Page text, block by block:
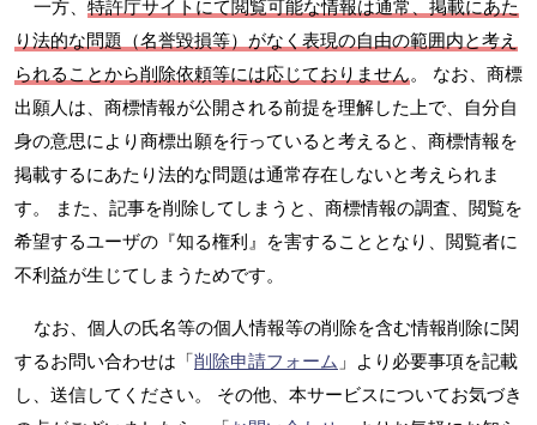
一方、 特許庁サイトにて閲覧可能な情報は通常、掲載にあた
り法的な問題（名誉毀損等）がなく表現の自由の範囲内と考え
られることから削除依頼等には応じておりません。 なお、商標
出願人は、商標情報が公開される前提を理解した上で、自分自
身の意思により商標出願を行っていると考えると、商標情報を
掲載するにあたり法的な問題は通常存在しないと考えられま
す。 また、記事を削除してしまうと、商標情報の調査、閲覧を
希望するユーザの『知る権利』を害することとなり、閲覧者に
不利益が生じてしまうためです。
なお、個人の氏名等の個人情報等の削除を含む情報削除に関
するお問い合わせは「削除申請フォーム 」より必要事項を記載
し、送信してください。 その他、本サービスについてお気づき